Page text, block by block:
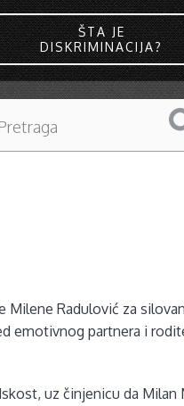
ŠTA JE
DISKRIMINACIJA?
Milene Radulović za
emotivnog partnera i
uz činjenicu da Milan